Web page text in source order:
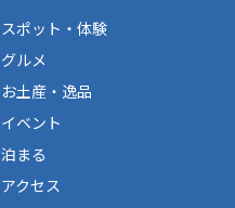
スポット・体験
グルメ
お土産・逸品
イベント
泊まる
アクセス